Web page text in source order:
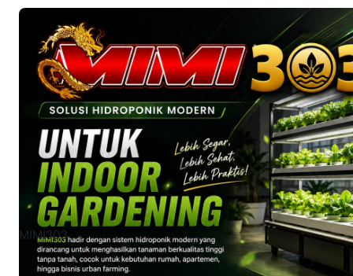
MIMI303